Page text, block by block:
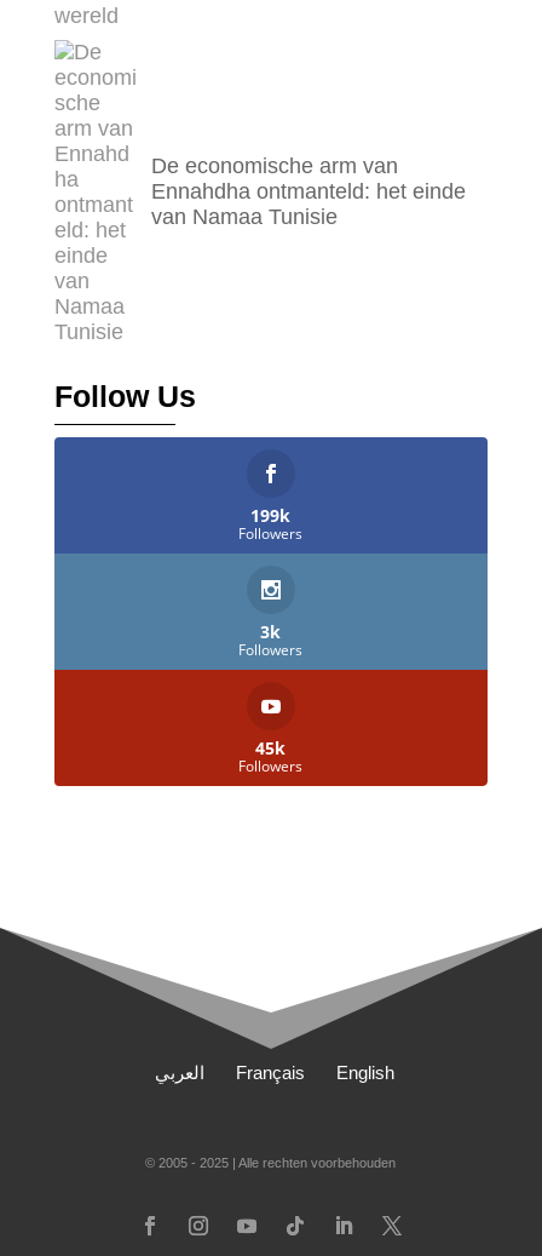
De economische arm van
Ennahdha ontmanteld: het einde
van Namaa Tunisie
Follow Us
199k
Followers
3k
Followers
45k
Followers
العربي Français English
© 2005 - 2025 | Alle rechten voorbehouden